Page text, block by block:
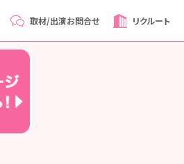
取材/出演お問合せ リクルート